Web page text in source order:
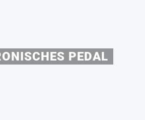
PEDAL